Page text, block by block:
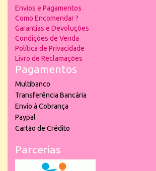
Envios e Pagamentos
Como Encomendar ?
Garantias e Devoluções
Condições de Venda
Política de Privacidade
Livro de Reclamações
Pagamentos
Multibanco
Transferência Bancária
Envio à Cobrança
Paypal
Cartão de Crédito
Parcerias